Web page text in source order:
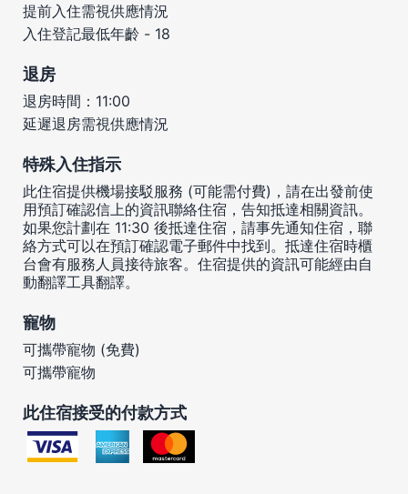
提前入住需視供應情況
入住登記最低年齡 - 18
退房
退房時間：11:00
延遲退房需視供應情況
特殊入住指示
此住宿提供機場接駁服務 (可能需付費)，請在出發前使
用預訂確認信上的資訊聯絡住宿，告知抵達相關資訊。
如果您計劃在 11:30 後抵達住宿，請事先通知住宿，聯
絡方式可以在預訂確認電子郵件中找到。抵達住宿時櫃
台會有服務人員接待旅客。住宿提供的資訊可能經由自
動翻譯工具翻譯。
寵物
可攜帶寵物 (免費)
可攜帶寵物
此住宿接受的付款方式